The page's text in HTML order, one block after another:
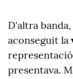
D'altra banda,
aconseguit la
presentava.